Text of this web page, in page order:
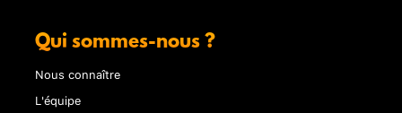
Qui sommes-nous ?
Nous connaître
L'équipe